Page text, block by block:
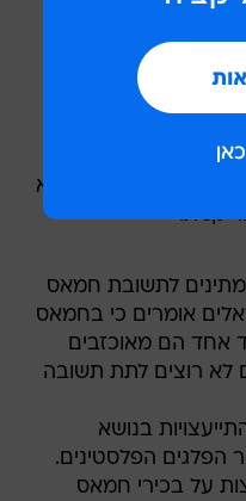
בסתירה למסרי
ביממה האחרונה
ההצעה שהעביר
מאוד מההערכות
לפיהן חמאס לא
לתשובת חמאס
אומרים כי בחמאס
אחד הם מאוכזבים
לא רוצים לתת תשובה
בנושא
הפלסטינים.
על בכירי חמאס